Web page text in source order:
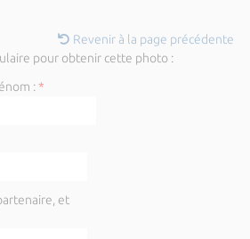
Revenir à la page précédente
pour obtenir cette photo :
:*
et